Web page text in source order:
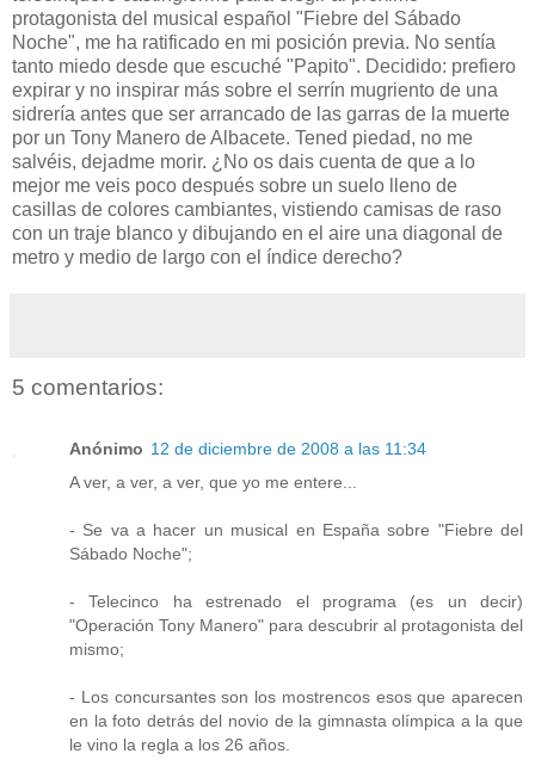
protagonista del musical español "Fiebre del Sábado
Noche", me ha ratificado en mi posición previa. No sentía
tanto miedo desde que escuché "Papito". Decidido: prefiero
expirar y no inspirar más sobre el serrín mugriento de una
sidrería antes que ser arrancado de las garras de la muerte
por un Tony Manero de Albacete. Tened piedad, no me
salvéis, dejadme morir. ¿No os dais cuenta de que a lo
mejor me veis poco después sobre un suelo lleno de
casillas de colores cambiantes, vistiendo camisas de raso
con un traje blanco y dibujando en el aire una diagonal de
metro y medio de largo con el índice derecho?
5 comentarios:
Anónimo 12 de diciembre de 2008 a las 11:34
A ver, a ver, a ver, que yo me entere...
- Se va a hacer un musical en España sobre "Fiebre del
Sábado Noche";
- Telecinco ha estrenado el programa (es un decir)
"Operación Tony Manero" para descubrir al protagonista del
mismo;
- Los concursantes son los mostrencos esos que aparecen
en la foto detrás del novio de la gimnasta olímpica a la que
le vino la regla a los 26 años.